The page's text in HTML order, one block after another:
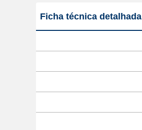
Ficha técnica detalhada